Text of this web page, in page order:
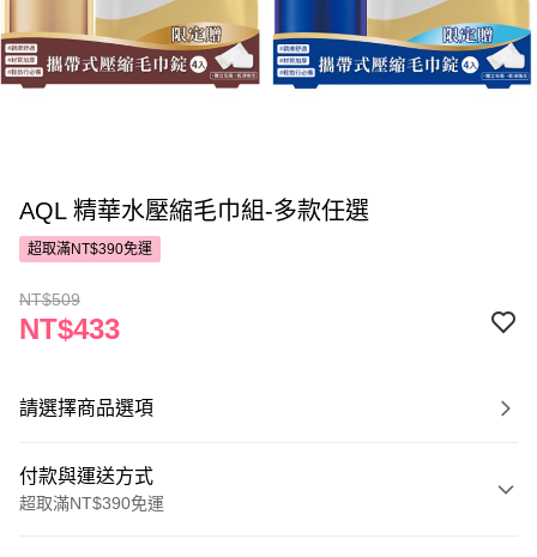
AQL 精華水壓縮毛巾組-多款任選
超取滿NT$390免運
NT$509
NT$433
請選擇商品選項
付款與運送方式
超取滿NT$390免運